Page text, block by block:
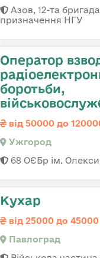
Азов, 12-та
призначення НГУ
Оператор
боротьби,
від 50000 до
Ужгород
68 ОЄБр ім.
Кухар
від 25000 до
Павлоград